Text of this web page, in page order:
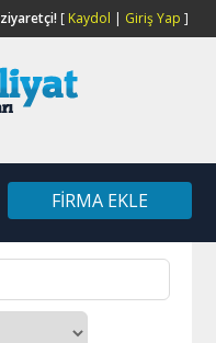
ziyaretçi![ Kaydol | Giriş Yap ]
FIRMA EKLE